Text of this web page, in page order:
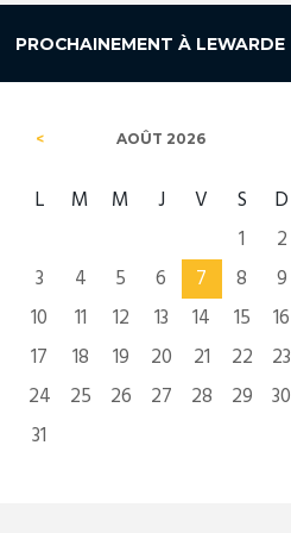
PROCHAINEMENT À LEWARDE
AOÛT 2026
L M M J V S
D
1
2
3
4 5 6 7 8
9
10
11 12 13 14 15
16
17
18 19 20 21 22
23
24
25 26 27 28 29
30
31